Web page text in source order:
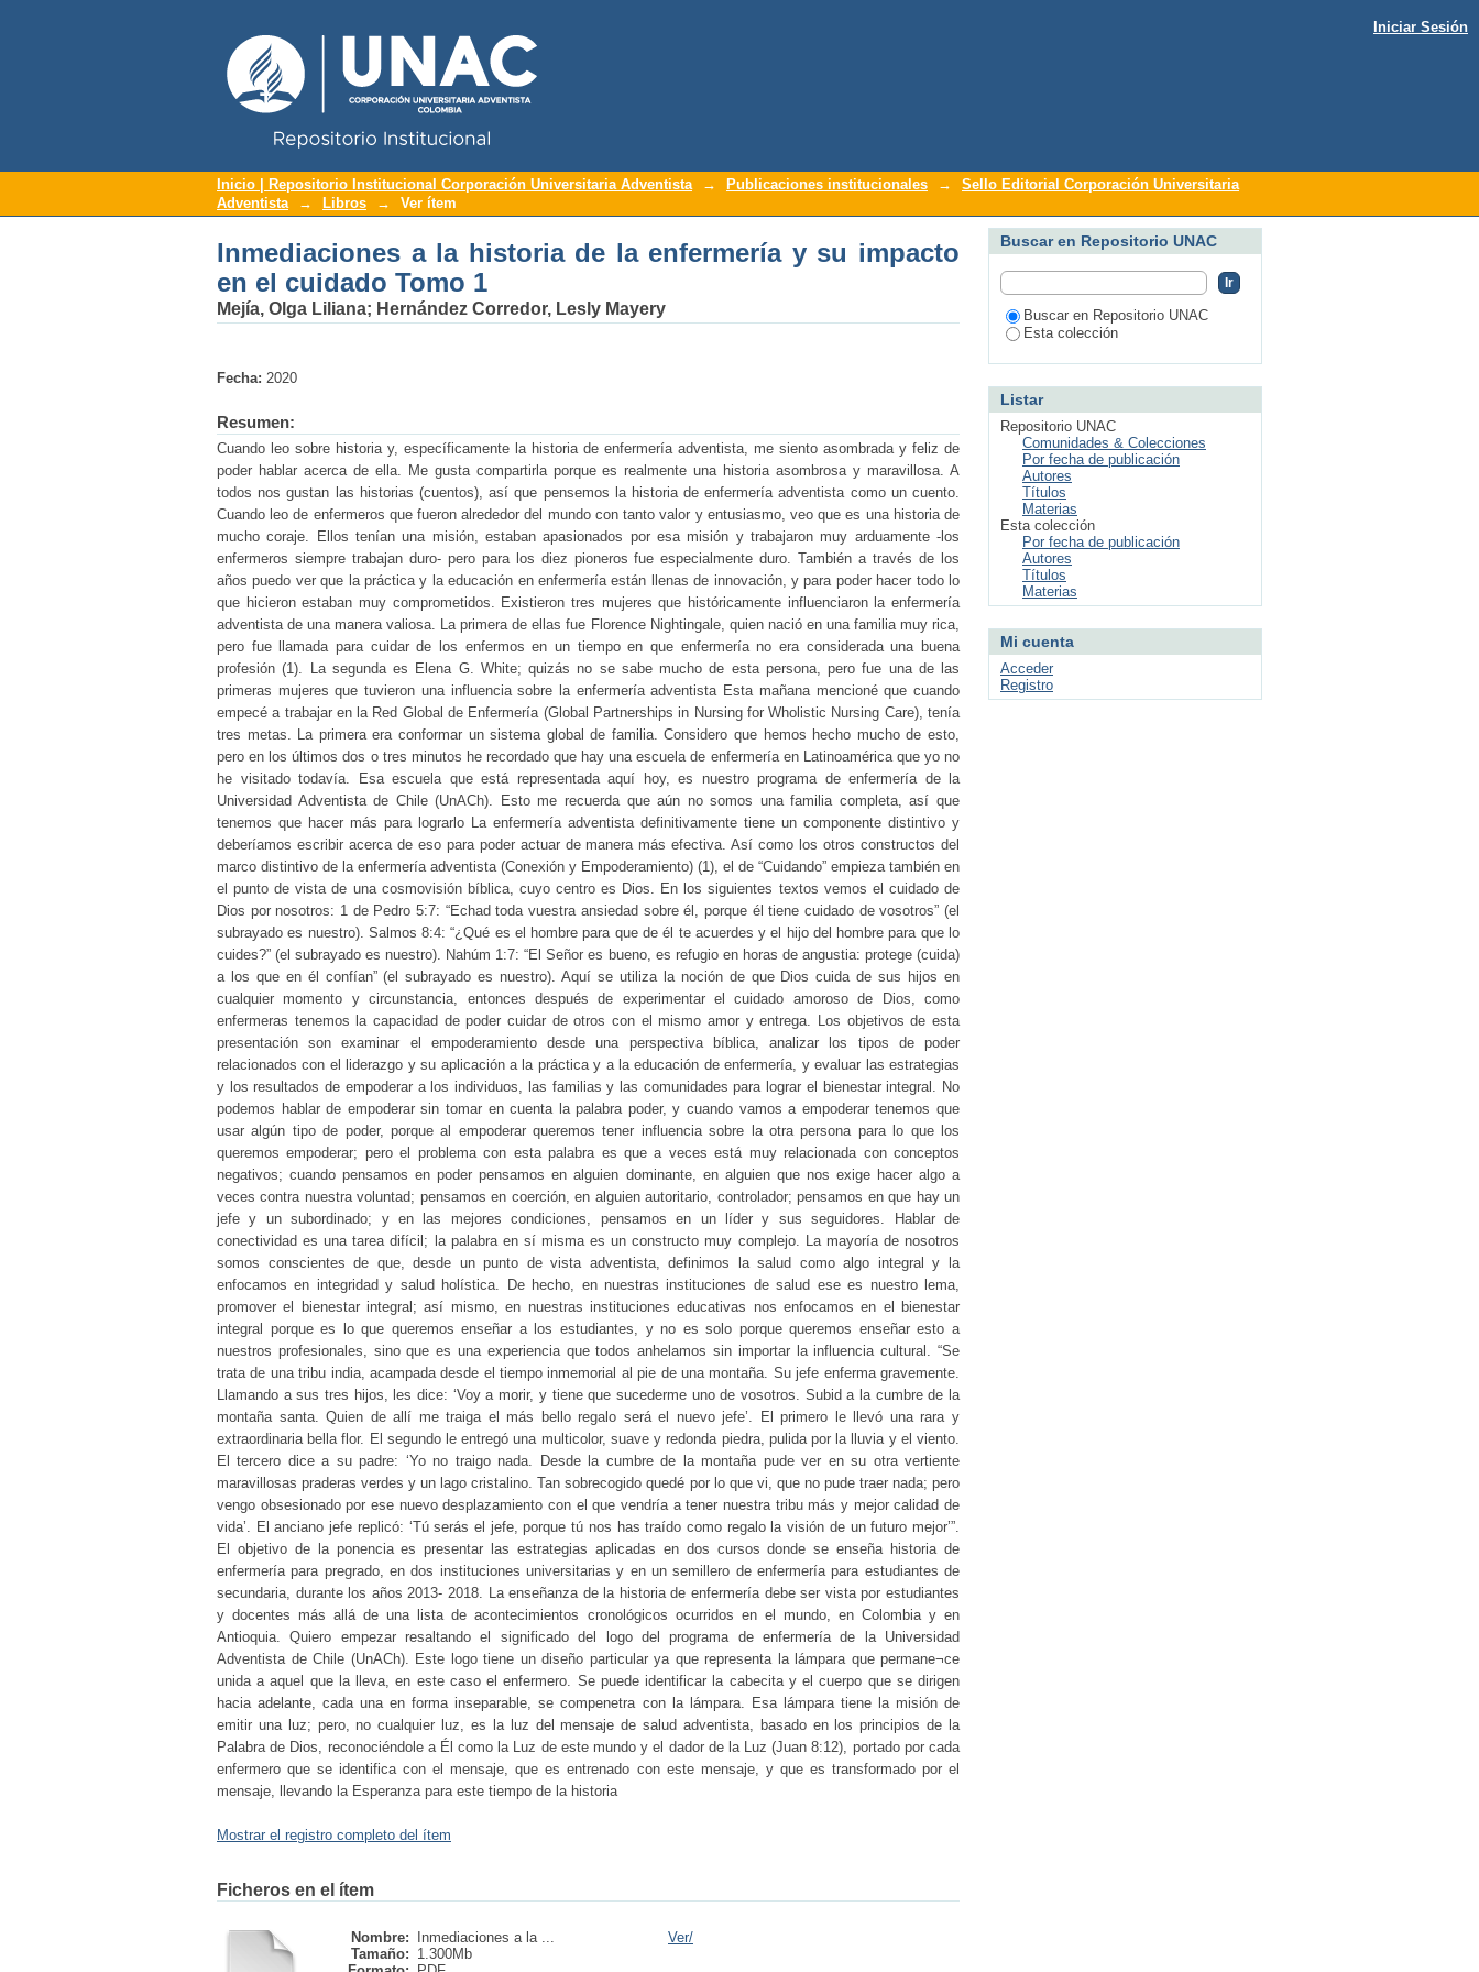
Inmediaciones a la historia de la enfermería y su impacto en el cuidado Tomo 1
Iniciar Sesión
Inicio | Repositorio Institucional Corporación Universitaria Adventista → Publicaciones institucionales →
Sello Editorial Corporación Universitaria
Adventista
→ Libros → Ver ítem
Inmediaciones a la historia de la enfermería y su impacto
en el cuidado Tomo 1
Mejía, Olga Liliana; Hernández Corredor, Lesly Mayery
Fecha: 2020
Resumen:
Cuando leo sobre historia y, específicamente la historia de enfermería adventista, me siento asombrada y feliz de
poder hablar acerca de ella. Me gusta compartirla porque es realmente una historia asombrosa y maravillosa. A
todos nos gustan las historias (cuentos), así que pensemos la historia de enfermería adventista como un cuento.
Cuando leo de enfermeros que fueron alrededor del mundo con tanto valor y entusiasmo, veo que es una historia de
mucho coraje. Ellos tenían una misión, estaban apasionados por esa misión y trabajaron muy arduamente -los
enfermeros siempre trabajan duro- pero para los diez pioneros fue especialmente duro. También a través de los
años puedo ver que la práctica y la educación en enfermería están llenas de innovación, y para poder hacer todo lo
que hicieron estaban muy comprometidos. Existieron tres mujeres que históricamente influenciaron la enfermería
adventista de una manera valiosa. La primera de ellas fue Florence Nightingale, quien nació en una familia muy rica,
pero fue llamada para cuidar de los enfermos en un tiempo en que enfermería no era considerada una buena
profesión (1). La segunda es Elena G. White; quizás no se sabe mucho de esta persona, pero fue una de las
primeras mujeres que tuvieron una influencia sobre la enfermería adventista Esta mañana mencioné que cuando
empecé a trabajar en la Red Global de Enfermería (Global Partnerships in Nursing for Wholistic Nursing Care), tenía
tres metas. La primera era conformar un sistema global de familia. Considero que hemos hecho mucho de esto,
pero en los últimos dos o tres minutos he recordado que hay una escuela de enfermería en Latinoamérica que yo no
he visitado todavía. Esa escuela que está representada aquí hoy, es nuestro programa de enfermería de la
Universidad Adventista de Chile (UnACh). Esto me recuerda que aún no somos una familia completa, así que
tenemos que hacer más para lograrlo La enfermería adventista definitivamente tiene un componente distintivo y
deberíamos escribir acerca de eso para poder actuar de manera más efectiva. Así como los otros constructos del
marco distintivo de la enfermería adventista (Conexión y Empoderamiento) (1), el de “Cuidando” empieza también en
el punto de vista de una cosmovisión bíblica, cuyo centro es Dios. En los siguientes textos vemos el cuidado de
Dios por nosotros: 1 de Pedro 5:7: “Echad toda vuestra ansiedad sobre él, porque él tiene cuidado de vosotros” (el
subrayado es nuestro). Salmos 8:4: “¿Qué es el hombre para que de él te acuerdes y el hijo del hombre para que lo
cuides?” (el subrayado es nuestro). Nahúm 1:7: “El Señor es bueno, es refugio en horas de angustia: protege (cuida)
a los que en él confían” (el subrayado es nuestro). Aquí se utiliza la noción de que Dios cuida de sus hijos en
cualquier momento y circunstancia, entonces después de experimentar el cuidado amoroso de Dios, como
enfermeras tenemos la capacidad de poder cuidar de otros con el mismo amor y entrega. Los objetivos de esta
presentación son examinar el empoderamiento desde una perspectiva bíblica, analizar los tipos de poder
relacionados con el liderazgo y su aplicación a la práctica y a la educación de enfermería, y evaluar las estrategias
y los resultados de empoderar a los individuos, las familias y las comunidades para lograr el bienestar integral. No
podemos hablar de empoderar sin tomar en cuenta la palabra poder, y cuando vamos a empoderar tenemos que
usar algún tipo de poder, porque al empoderar queremos tener influencia sobre la otra persona para lo que los
queremos empoderar; pero el problema con esta palabra es que a veces está muy relacionada con conceptos
negativos; cuando pensamos en poder pensamos en alguien dominante, en alguien que nos exige hacer algo a
veces contra nuestra voluntad; pensamos en coerción, en alguien autoritario, controlador; pensamos en que hay un
jefe y un subordinado; y en las mejores condiciones, pensamos en un líder y sus seguidores. Hablar de
conectividad es una tarea difícil; la palabra en sí misma es un constructo muy complejo. La mayoría de nosotros
somos conscientes de que, desde un punto de vista adventista, definimos la salud como algo integral y la
enfocamos en integridad y salud holística. De hecho, en nuestras instituciones de salud ese es nuestro lema,
promover el bienestar integral; así mismo, en nuestras instituciones educativas nos enfocamos en el bienestar
integral porque es lo que queremos enseñar a los estudiantes, y no es solo porque queremos enseñar esto a
nuestros profesionales, sino que es una experiencia que todos anhelamos sin importar la influencia cultural. “Se
trata de una tribu india, acampada desde el tiempo inmemorial al pie de una montaña. Su jefe enferma gravemente.
Llamando a sus tres hijos, les dice: ‘Voy a morir, y tiene que sucederme uno de vosotros. Subid a la cumbre de la
montaña santa. Quien de allí me traiga el más bello regalo será el nuevo jefe’. El primero le llevó una rara y
extraordinaria bella flor. El segundo le entregó una multicolor, suave y redonda piedra, pulida por la lluvia y el viento.
El tercero dice a su padre: ‘Yo no traigo nada. Desde la cumbre de la montaña pude ver en su otra vertiente
maravillosas praderas verdes y un lago cristalino. Tan sobrecogido quedé por lo que vi, que no pude traer nada; pero
vengo obsesionado por ese nuevo desplazamiento con el que vendría a tener nuestra tribu más y mejor calidad de
vida’. El anciano jefe replicó: ‘Tú serás el jefe, porque tú nos has traído como regalo la visión de un futuro mejor’”.
El objetivo de la ponencia es presentar las estrategias aplicadas en dos cursos donde se enseña historia de
enfermería para pregrado, en dos instituciones universitarias y en un semillero de enfermería para estudiantes de
secundaria, durante los años 2013- 2018. La enseñanza de la historia de enfermería debe ser vista por estudiantes
y docentes más allá de una lista de acontecimientos cronológicos ocurridos en el mundo, en Colombia y en
Antioquia. Quiero empezar resaltando el significado del logo del programa de enfermería de la Universidad
Adventista de Chile (UnACh). Este logo tiene un diseño particular ya que representa la lámpara que permane¬ce
unida a aquel que la lleva, en este caso el enfermero. Se puede identificar la cabecita y el cuerpo que se dirigen
hacia adelante, cada una en forma inseparable, se compenetra con la lámpara. Esa lámpara tiene la misión de
emitir una luz; pero, no cualquier luz, es la luz del mensaje de salud adventista, basado en los principios de la
Palabra de Dios, reconociéndole a Él como la Luz de este mundo y el dador de la Luz (Juan 8:12), portado por cada
enfermero que se identifica con el mensaje, que es entrenado con este mensaje, y que es transformado por el
mensaje, llevando la Esperanza para este tiempo de la historia
Mostrar el registro completo del ítem
Ficheros en el ítem
Nombre:
Inmediaciones a la ...
Tamaño: 1.300Mb
Ver/
Buscar en Repositorio UNAC
Buscar en Repositorio UNAC
Esta colección
Listar
Repositorio UNAC
Comunidades & Colecciones
Por fecha de publicación
Autores
Títulos
Materias
Esta colección
Por fecha de publicación
Autores
Títulos
Materias
Mi cuenta
Acceder
Registro